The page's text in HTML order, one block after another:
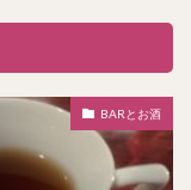
BARとお酒